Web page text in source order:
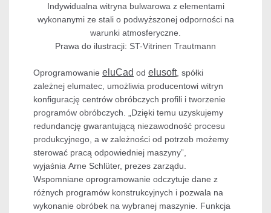
Indywidualna witryna bulwarowa z elementami
wykonanymi ze stali o podwyższonej odporności na
warunki atmosferyczne.
Prawa do ilustracji: ST-Vitrinen Trautmann
Oprogramowanie eluCad od elusoft, spółki
zależnej elumatec, umożliwia producentowi witryn
konfigurację centrów obróbczych profili i tworzenie
programów obróbczych. „Dzięki temu uzyskujemy
redundancję gwarantującą niezawodność procesu
produkcyjnego, a w zależności od potrzeb możemy
sterować pracą odpowiedniej maszyny”,
wyjaśnia Arne Schlüter, prezes zarządu.
Wspomniane oprogramowanie odczytuje dane z
różnych programów konstrukcyjnych i pozwala na
wykonanie obróbek na wybranej maszynie. Funkcja